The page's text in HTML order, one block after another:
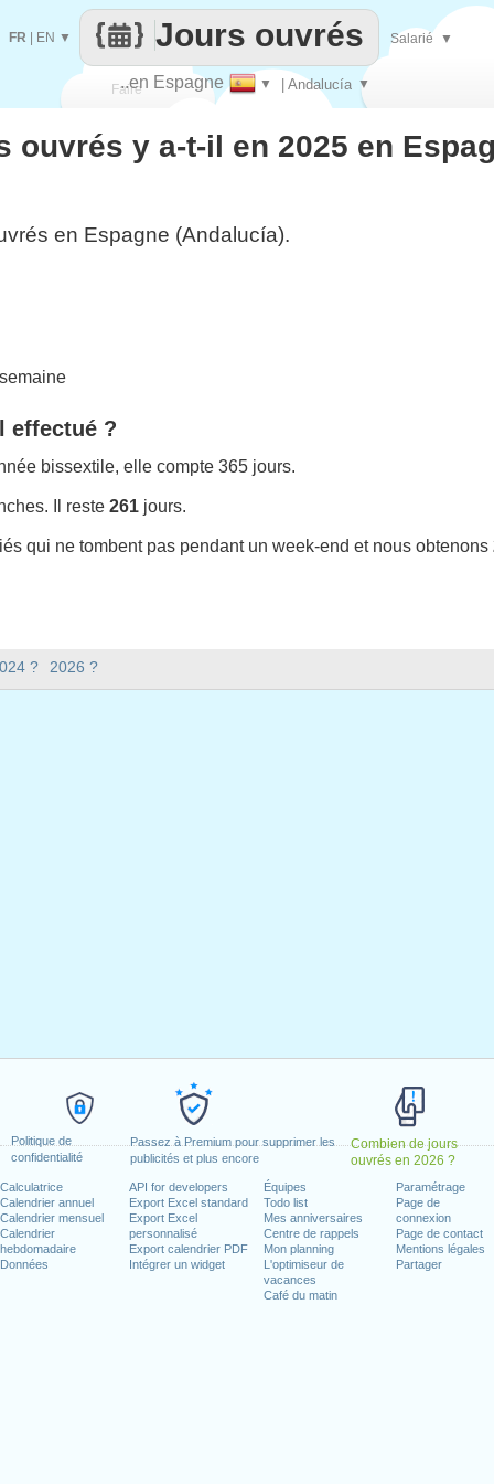
Politique de
confidentialité
Passez à Premium pour supprimer les
publicités et plus encore
Combien de jours
ouvrés en 2026 ?
Calculatrice
Calendrier annuel
Calendrier mensuel
Calendrier
hebdomadaire
Données
API for developers
Export Excel standard
Export Excel
personnalisé
Export calendrier PDF
Intégrer un widget
Équipes
Todo list
Mes anniversaires
Centre de rappels
Mon planning
L'optimiseur de
vacances
Café du matin
Paramétrage
Page de
connexion
Page de contact
Mentions légales
Partager
Faire
que
..en Espagne ▼ | Andalucía ▼
Jours ouvrés
FR EN ▼ Salarié ▼
? 2026 ?
ouvrés y a-t-il en 2025 en
en Espagne (Andalucía).
effectué ?
bissextile, elle compte 365 jours.
Il reste 261 jours.
qui ne tombent pas pendant un week-end et nous obtenons
il en 2025 en Espagne (Andalucía) ?
2025
15 août, 2025
13 octobre, 2025
8 décembre, 2025
2025